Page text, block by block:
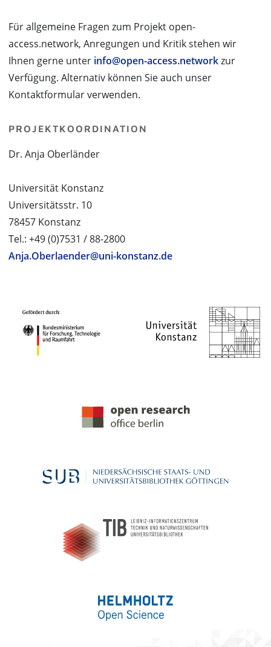
Für allgemeine Fragen zum Projekt open-
access.network, Anregungen und Kritik stehen wir
Ihnen gerne unter info@open-access.networkzur
Verfügung. Alternativ können Sie auch unser
Kontaktformular verwenden.
PROJEKTKOORDINATION
Dr. Anja Oberländer
Universität Konstanz
Universitätsstr. 10
78457 Konstanz
Tel.: +49 (0)7531 / 88-2800
Anja.Oberlaender@uni-konstanz.de